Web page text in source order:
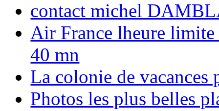
contact michel
Air France lheure limite
40 mn
La colonie de vacances
Photos les plus belles